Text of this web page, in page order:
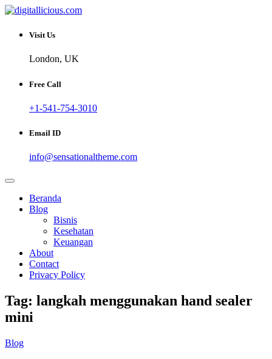
Skip
content
digitallicious.com
Sharing Digital Information
Visit Us
London, UK
Free Call
+1-541-754-3010
Email ID
info@sensationaltheme.com
Beranda
Blog
Bisnis
Kesehatan
Keuangan
About
Contact
Privacy Policy
Tag: langkah menggunakan hand sealer
mini
Blog